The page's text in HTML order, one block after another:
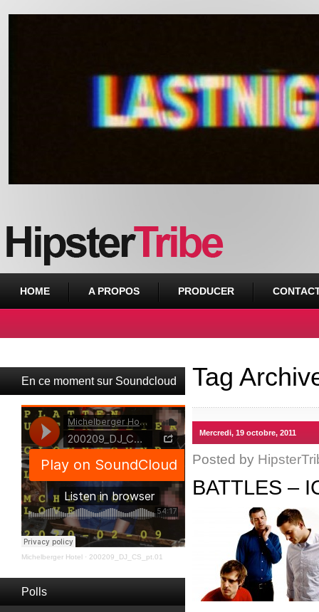
HOME A PROPOS PRODUCER
En ce moment sur Soundcloud
Michelberger Hotel · 200209_DJ_CS_pt.01
Polls
Tag
Mercredi, 19 octobre, 2011
Posted by
BATTLES –